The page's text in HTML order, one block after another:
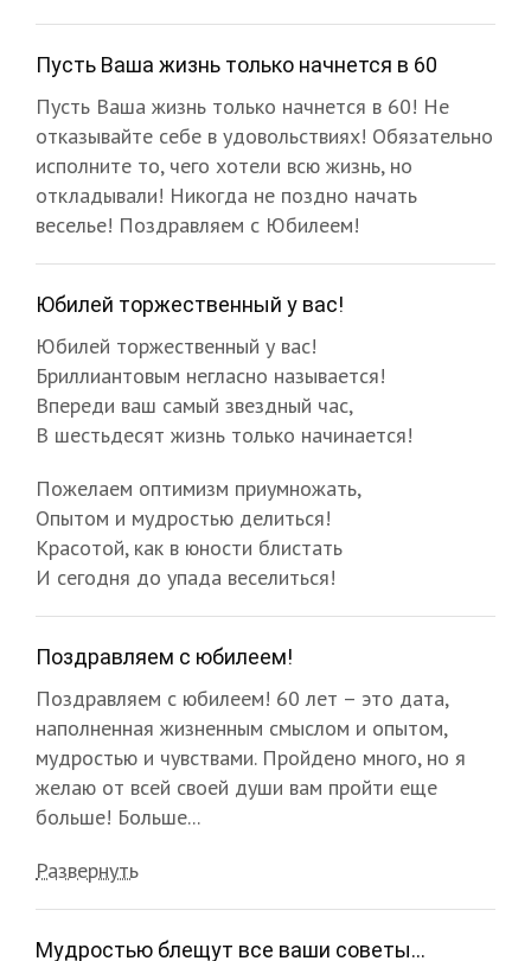
Пусть Ваша жизнь только начнется в 60
Пусть Ваша жизнь только начнется в 60! Не
отказывайте себе в удовольствиях! Обязательно
исполните то, чего хотели всю жизнь, но
откладывали! Никогда не поздно начать
веселье! Поздравляем с Юбилеем!
Юбилей торжественный у вас!
Юбилей торжественный у вас!
Бриллиантовым негласно называется!
Впереди ваш самый звездный час,
В шестьдесят жизнь только начинается!
Пожелаем оптимизм приумножать,
Опытом и мудростью делиться!
Красотой, как в юности блистать
И сегодня до упада веселиться!
Поздравляем с юбилеем!
Поздравляем с юбилеем! 60 лет – это дата,
наполненная жизненным смыслом и опытом,
мудростью и чувствами. Пройдено много, но я
желаю от всей своей души вам пройти еще
больше! Больше...
Развернуть
Мудростью блещут все ваши советы...